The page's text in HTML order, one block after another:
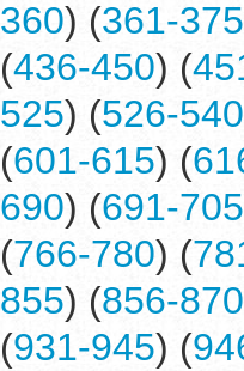
360) (361-375
(436-450) (
525) (526-540
(601-615) (
690) (691-705
(766-780) (
855) (856-870
(931-945) (